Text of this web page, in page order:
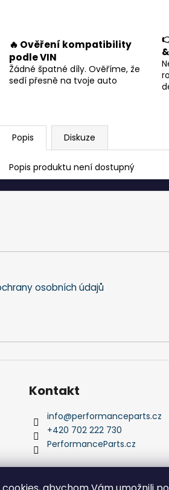
🔥 Ověření kompatibility
podle VIN
Žádné špatné díly. Ověříme, že
sedí přesně na tvoje auto
Popis Diskuze
Popis produktu není dostupný
osobních údajů
Kontakt
info@performanceparts.cz
+420 702 222 730
PerformanceParts.cz